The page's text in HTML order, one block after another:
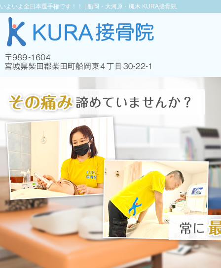
いよいよ全日本選手権です！！ | 船岡・大河原・槻木 KURA接骨院